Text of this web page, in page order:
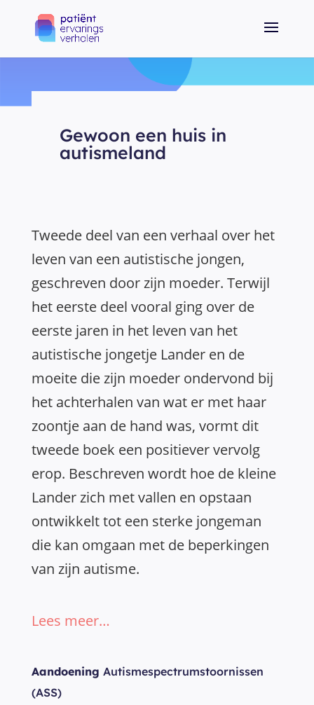
Gewoon een huis in
autismeland
Tweede deel van een verhaal over het
leven van een autistische jongen,
geschreven door zijn moeder. Terwijl
het eerste deel vooral ging over de
eerste jaren in het leven van het
autistische jongetje Lander en de
moeite die zijn moeder ondervond bij
het achterhalen van wat er met haar
zoontje aan de hand was, vormt dit
tweede boek een positiever vervolg
erop. Beschreven wordt hoe de kleine
Lander zich met vallen en opstaan
ontwikkelt tot een sterke jongeman
die kan omgaan met de beperkingen
van zijn autisme.
Lees meer…
Aandoening Autismespectrumstoornissen
(ASS)